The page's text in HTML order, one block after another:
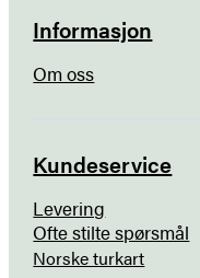
Informasjon
Om oss
Kundeservice
Levering
Ofte stilte spørsmål
Norske turkart